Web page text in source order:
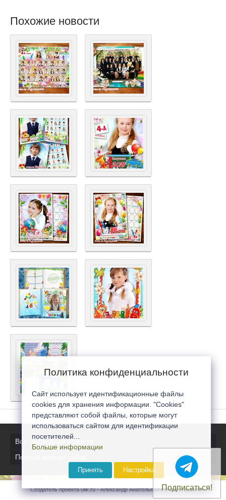
Похожие новости
Все последние новости
Полная версия сайта
Создатель проекта 0lik.ru - Александр Анатольевич © 2007-2026
Подписаться!
Политика конфиденциальности
Сайт использует идентификационные файлы
cookies для хранения информации. "Cookies"
представляют собой файлы, которые могут
использоваться сайтом для идентификации
посетителей...
Больше информации
Принять Настройка